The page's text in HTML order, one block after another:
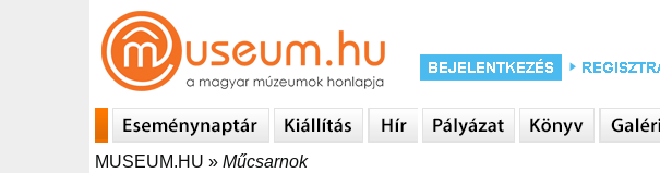
MUSEUM.HU » Műcsarnok